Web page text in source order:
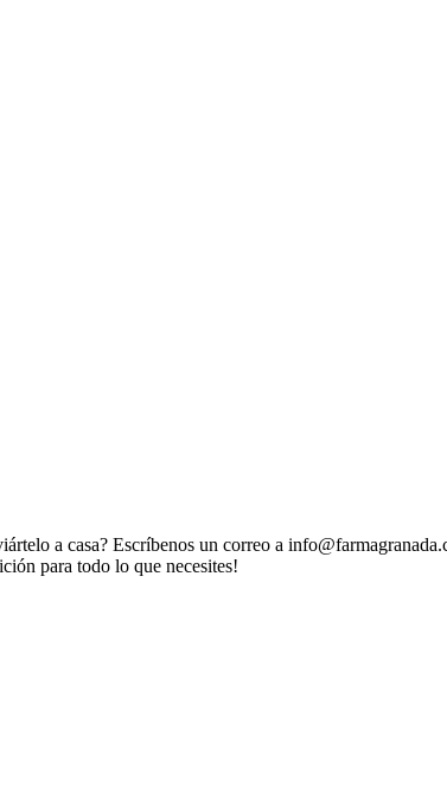
a casa? Escríbenos un correo a
para todo lo que necesites!